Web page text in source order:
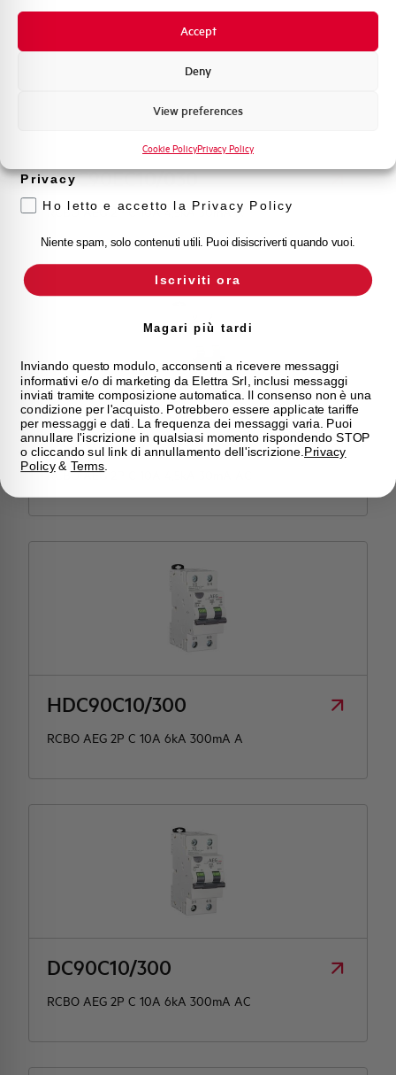
Accept
Deny
View preferences
Cookie PolicyPrivacy Policy
HDC90EC10/030
RCBO AEG 2P C 10A 4,5kA 30mA A
DC90EC10/030
RCBO AEG 2P C 10A 4,5kA 30mA AC
HDC90C10/300
RCBO AEG 2P C 10A 6kA 300mA A
DC90C10/300
RCBO AEG 2P C 10A 6kA 300mA AC
prodotto e offerte da Elettra AEG
Privacy
Ho letto e accetto la Privacy Policy
Niente spam, solo contenuti utili. Puoi disiscriverti quando vuoi.
Iscriviti ora
Magari più tardi
Inviando questo modulo, acconsenti a ricevere messaggi
informativi e/o di marketing da Elettra Srl, inclusi messaggi
inviati tramite composizione automatica. Il consenso non è una
condizione per l'acquisto. Potrebbero essere applicate tariffe
per messaggi e dati. La frequenza dei messaggi varia. Puoi
annullare l'iscrizione in qualsiasi momento rispondendo STOP
o cliccando sul link di annullamento dell'iscrizione. Privacy
Policy& Terms